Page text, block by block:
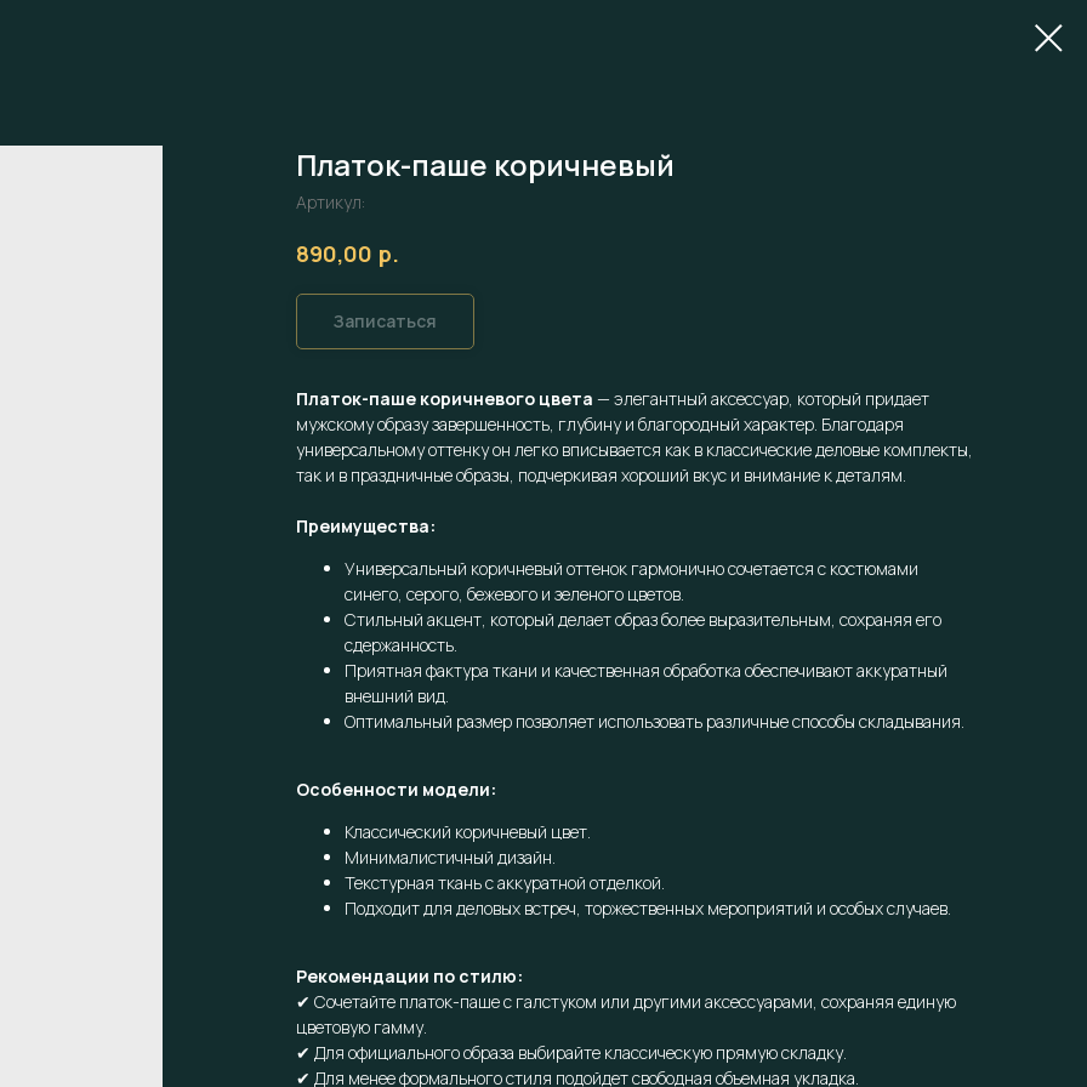
Платок-паше коричневый
Артикул:
890,00 р.
Записаться
Платок-паше коричневого цвета — элегантный аксессуар, который придает
мужскому образу завершенность, глубину и благородный характер. Благодаря
универсальному оттенку он легко вписывается как в классические деловые комплекты,
так и в праздничные образы, подчеркивая хороший вкус и внимание к деталям.
Преимущества:
Универсальный коричневый оттенок гармонично сочетается с костюмами
синего, серого, бежевого и зеленого цветов.
Стильный акцент, который делает образ более выразительным, сохраняя его
сдержанность.
Приятная фактура ткани и качественная обработка обеспечивают аккуратный
внешний вид.
Оптимальный размер позволяет использовать различные способы складывания.
Особенности модели:
Классический коричневый цвет.
Минималистичный дизайн.
Текстурная ткань с аккуратной отделкой.
Подходит для деловых встреч, торжественных мероприятий и особых случаев.
Рекомендации по стилю:
✔ Сочетайте платок-паше с галстуком или другими аксессуарами, сохраняя единую
цветовую гамму.
✔ Для официального образа выбирайте классическую прямую складку.
✔ Для менее формального стиля подойдет свободная объемная укладка.